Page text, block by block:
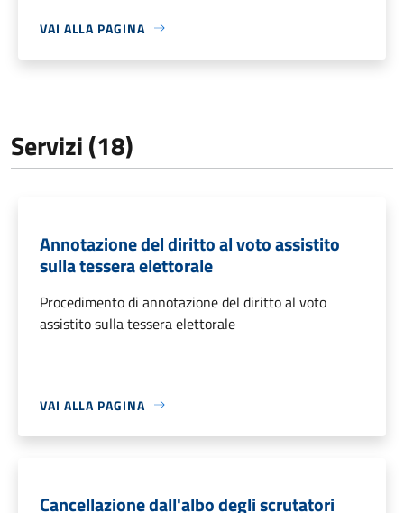
VAI ALLA PAGINA
Servizi (18)
Annotazione del diritto al voto assistito
sulla tessera elettorale
Procedimento di annotazione del diritto al voto
assistito sulla tessera elettorale
VAI ALLA PAGINA
Cancellazione dall'albo degli scrutatori